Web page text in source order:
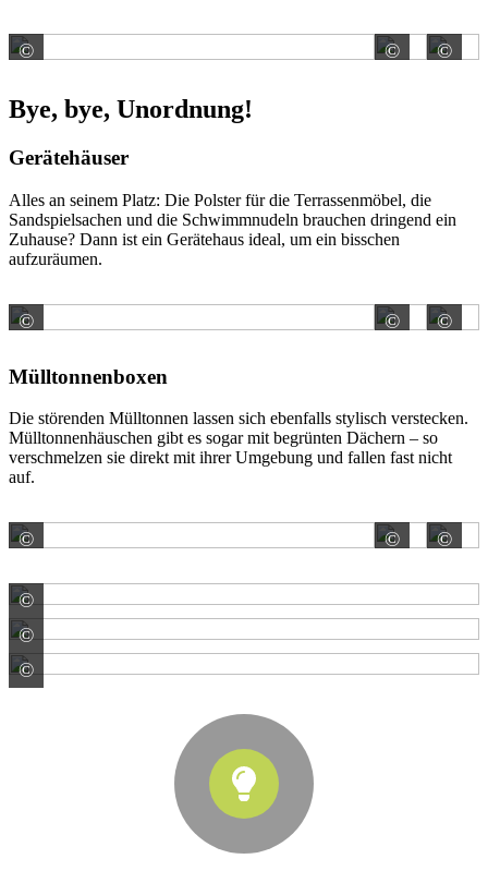
© © ©
Bye, bye, Unordnung!
Gerätehäuser
Alles an seinem Platz: Die Polster für die Terrassenmöbel, die
Sandspielsachen und die Schwimmnudeln brauchen dringend ein
Zuhause? Dann ist ein Gerätehaus ideal, um ein bisschen
aufzuräumen.
© © ©
Mülltonnenboxen
Die störenden Mülltonnen lassen sich ebenfalls stylisch verstecken.
Mülltonnenhäuschen gibt es sogar mit begrünten Dächern – so
verschmelzen sie direkt mit ihrer Umgebung und fallen fast nicht
auf.
© © ©
© PAUL WOLFF GmbH
© PAUL WOLFF GmbH
© PAUL WOLFF GmbH